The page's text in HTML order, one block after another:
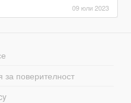
09 юли 2023
за поверителност